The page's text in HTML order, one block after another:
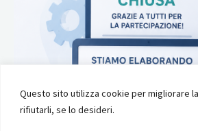
Questo sito utilizza cookie per migliorare
rifiutarli, se lo desideri.